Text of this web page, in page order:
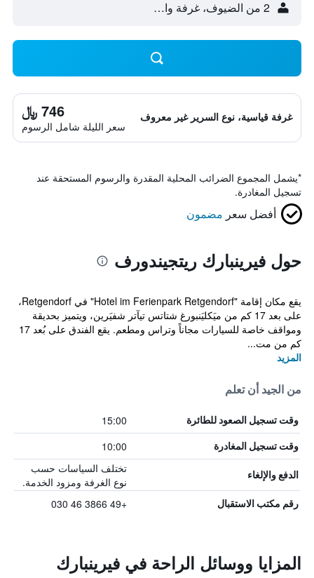
2 من الضيوف، غرفة واحدة
غرفة قياسية، نوع السرير غير معروف 746 ﷼
سعر الليلة شامل الرسوم
*يشمل المجموع الضرائب المحلية المقدرة والرسوم المستحقة عند
تسجيل المغادرة.
أفضل سعر مضمون
حول فيرينبارك ريتجيندورف
يقع مكان إقامة "Hotel im Ferienpark Retgendorf" في Retgendorf،
على بعد 17 كم من ميَكليَنبورغ شتاتس تيآتر شفيَرين، ويتميز بحديقة
ومواقف خاصة للسيارات مجاناً وتراس ومطعم. يقع الفندق على بُعد 17
كم من مت...
المزيد
من الجيد أن تعلم
وقت تسجيل الصعود للطائرة 15:00
وقت تسجيل المغادرة 10:00
الدفع والإلغاء
تختلف السياسات حسب
نوع الغرفة ومزود الخدمة.
رقم مكتب الاستقبال +49 3866 46 030
المزايا ووسائل الراحة في فيرينبارك